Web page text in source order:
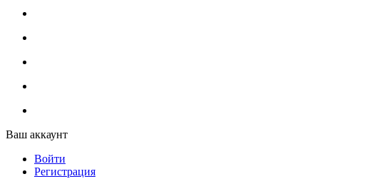
Ваш аккаунт
Войти
Регистрация